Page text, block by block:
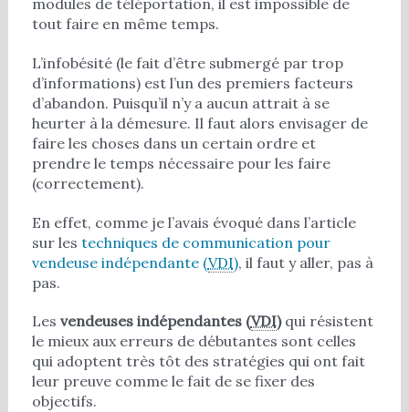
modules de téléportation, il est impossible de
tout faire en même temps.
L’infobésité (le fait d’être submergé par trop
d’informations) est l’un des premiers facteurs
d’abandon. Puisqu’il n’y a aucun attrait à se
heurter à la démesure. Il faut alors envisager de
faire les choses dans un certain ordre et
prendre le temps nécessaire pour les faire
(correctement).
En effet, comme je l’avais évoqué dans l’article
sur les techniques de communication pour
vendeuse indépendante (VDI), il faut y aller, pas à
pas.
Les vendeuses indépendantes (VDI)qui résistent
le mieux aux erreurs de débutantes sont celles
qui adoptent très tôt des stratégies qui ont fait
leur preuve comme le fait de se fixer des
objectifs.